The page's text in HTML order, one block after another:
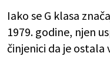
Iako se G klasa
1979. godine, njen
činjenici da je ostala